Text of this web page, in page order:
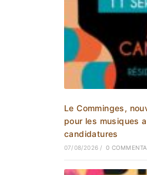
Le Comminges,
pour les musiques
candidatures
07/08/2026 / 0